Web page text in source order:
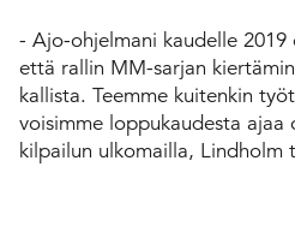
- Ajo-ohjelmani kaudelle 2019
että rallin MM-sarjan
kallista. Teemme kuitenkin
voisimme loppukaudesta ajaa
kilpailun ulkomailla, Lindholm